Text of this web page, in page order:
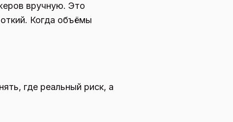
вручную. Это
Когда объёмы
где реальный риск, а